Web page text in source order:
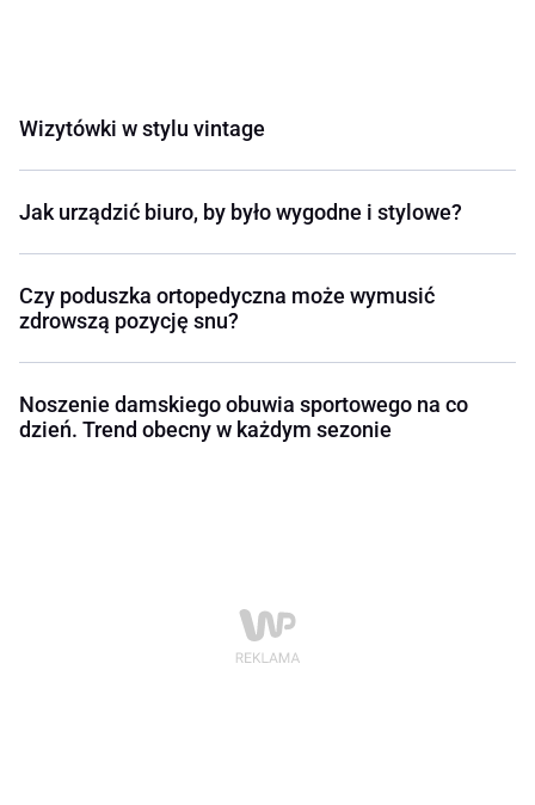
Wizytówki w stylu vintage
Jak urządzić biuro, by było wygodne i stylowe?
Czy poduszka ortopedyczna może wymusić
zdrowszą pozycję snu?
Noszenie damskiego obuwia sportowego na co
dzień. Trend obecny w każdym sezonie